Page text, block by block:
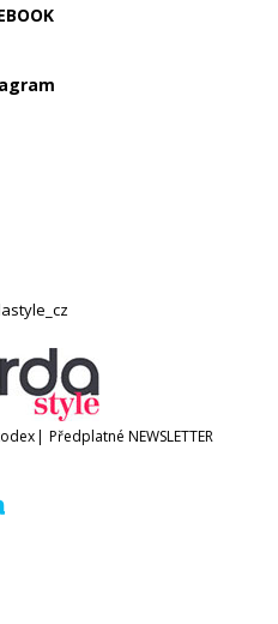
| Předplatné NEWSLETTER